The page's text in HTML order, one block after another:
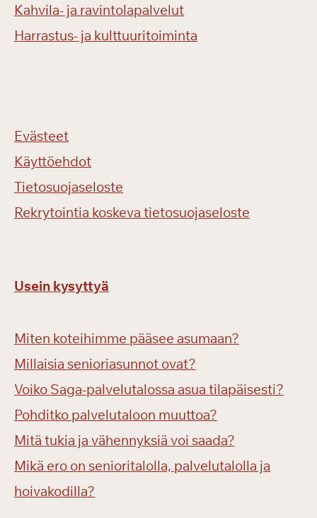
Kahvila- ja ravintolapalvelut
Harrastus- ja kulttuuritoiminta
Evästeet
Käyttöehdot
Tietosuojaseloste
Rekrytointia koskeva tietosuojaseloste
Usein kysyttyä
Miten koteihimme pääsee asumaan?
Millaisia senioriasunnot ovat?
Voiko Saga-palvelutalossa asua tilapäisesti?
Pohditko palvelutaloon muuttoa?
Mitä tukia ja vähennyksiä voi saada?
Mikä ero on senioritalolla, palvelutalolla ja
hoivakodilla?